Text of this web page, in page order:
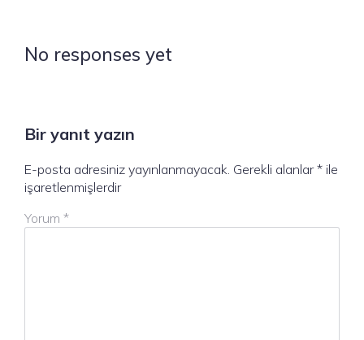
No responses yet
Bir yanıt yazın
E-posta adresiniz yayınlanmayacak. Gerekli alanlar* ile
işaretlenmişlerdir
Yorum *